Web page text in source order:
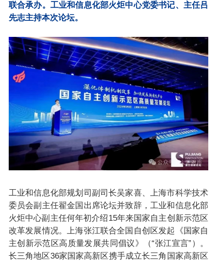
联合承办。工业和信息化部火炬中心党委书记、主任吕
先志主持本次论坛。
工业和信息化部规划司副司长吴家喜、上海市科学技术
委员会副主任翟金国出席论坛并致辞，工业和信息化部
火炬中心副主任何年初介绍15年来国家自主创新示范区
改革发展情况。上海张江联合全国自创区发起《国家自
主创新示范区高质量发展共同倡议》（“张江宣言”）。
长三角地区36家国家高新区携手成立长三角国家高新区